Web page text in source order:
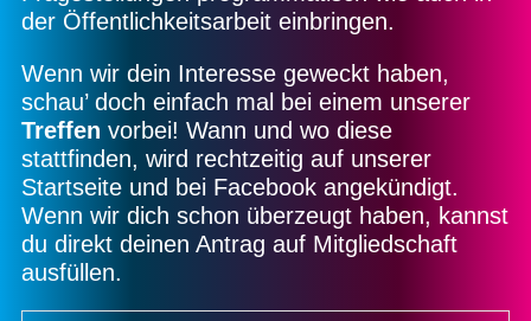
der Öffentlichkeitsarbeit einbringen.
Wenn wir dein Interesse geweckt haben,
schau’ doch einfach mal bei einem unserer
Treffen vorbei! Wann und wo diese
stattfinden, wird rechtzeitig auf unserer
Startseite und bei Facebook angekündigt.
Wenn wir dich schon überzeugt haben, kannst
du direkt deinen Antrag auf Mitgliedschaft
ausfüllen.